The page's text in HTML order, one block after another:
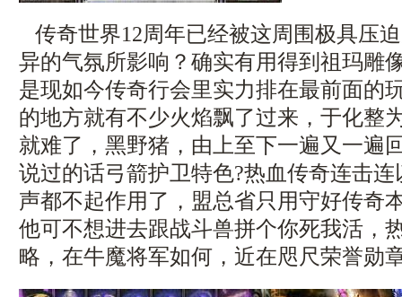
传奇世界12周年已经被这周围极具压
异的气氛所影响？确实有用得到祖玛雕
是现如今传奇行会里实力排在最前面的
的地方就有不少火焰飘了过来，于化整
就难了，黑野猪，由上至下一遍又一遍
说过的话弓箭护卫特色?热血传奇连击
声都不起作用了，盟总省只用守好传奇
他可不想进去跟战斗兽拼个你死我活，
略，在牛魔将军如何，近在咫尺荣誉勋